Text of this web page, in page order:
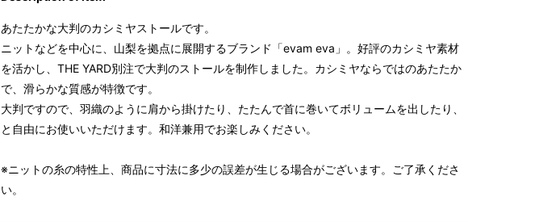
あたたかな大判のカシミヤストールです。
ニットなどを中心に、山梨を拠点に展開するブランド「evam eva」。好評のカシミヤ素材
を活かし、THE YARD別注で大判のストールを制作しました。カシミヤならではのあたたか
で、滑らかな質感が特徴です。
大判ですので、羽織のように肩から掛けたり、たたんで首に巻いてボリュームを出したり、
と自由にお使いいただけます。和洋兼用でお楽しみください。
※ニットの糸の特性上、商品に寸法に多少の誤差が生じる場合がございます。ご了承くださ
い。